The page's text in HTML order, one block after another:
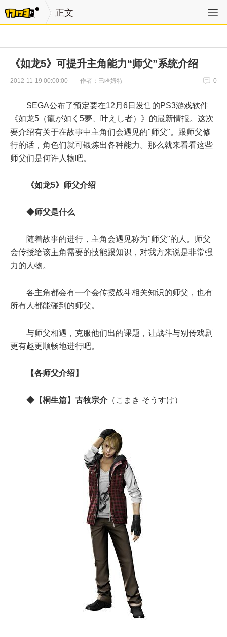
正文
《如龙5》可提升主角能力“师父”系统介绍
2012-11-19 00:00:00 作者：巴哈姆特 0
SEGA公布了预定要在12月6日发售的PS3游戏软件
《如龙5（龍が如く5夢、叶えし者）》的最新情报。这次
要介绍有关于在故事中主角们会遇见的"师父"。跟师父修
行的话，角色们就可锻炼出各种能力。那么就来看看这些
师父们是何许人物吧。
《如龙5》师父介绍
◆师父是什么
随着故事的进行，主角会遇见称为"师父"的人。师父
会传授给该主角需要的技能跟知识，对我方来说是非常强
力的人物。
各主角都会有一个会传授战斗相关知识的师父，也有
所有人都能碰到的师父。
与师父相遇，克服他们出的课题，让战斗与别传戏剧
更有趣更顺畅地进行吧。
【各师父介绍】
◆【桐生篇】古牧宗介 （こまき そうすけ）